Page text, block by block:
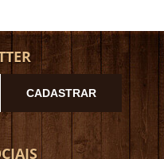
CADASTRAR